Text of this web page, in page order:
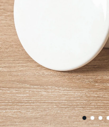
1 2 3